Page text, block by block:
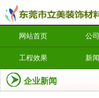
网站首页 公
工程效果 新
企业新闻